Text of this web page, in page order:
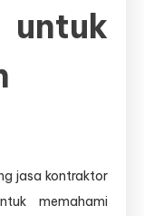
jasa kontraktor
memahami